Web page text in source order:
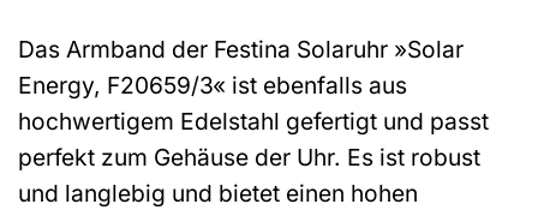
Das Armband der Festina Solaruhr »Solar
Energy, F20659/3« ist ebenfalls aus
hochwertigem Edelstahl gefertigt und passt
perfekt zum Gehäuse der Uhr. Es ist robust
und langlebig und bietet einen hohen